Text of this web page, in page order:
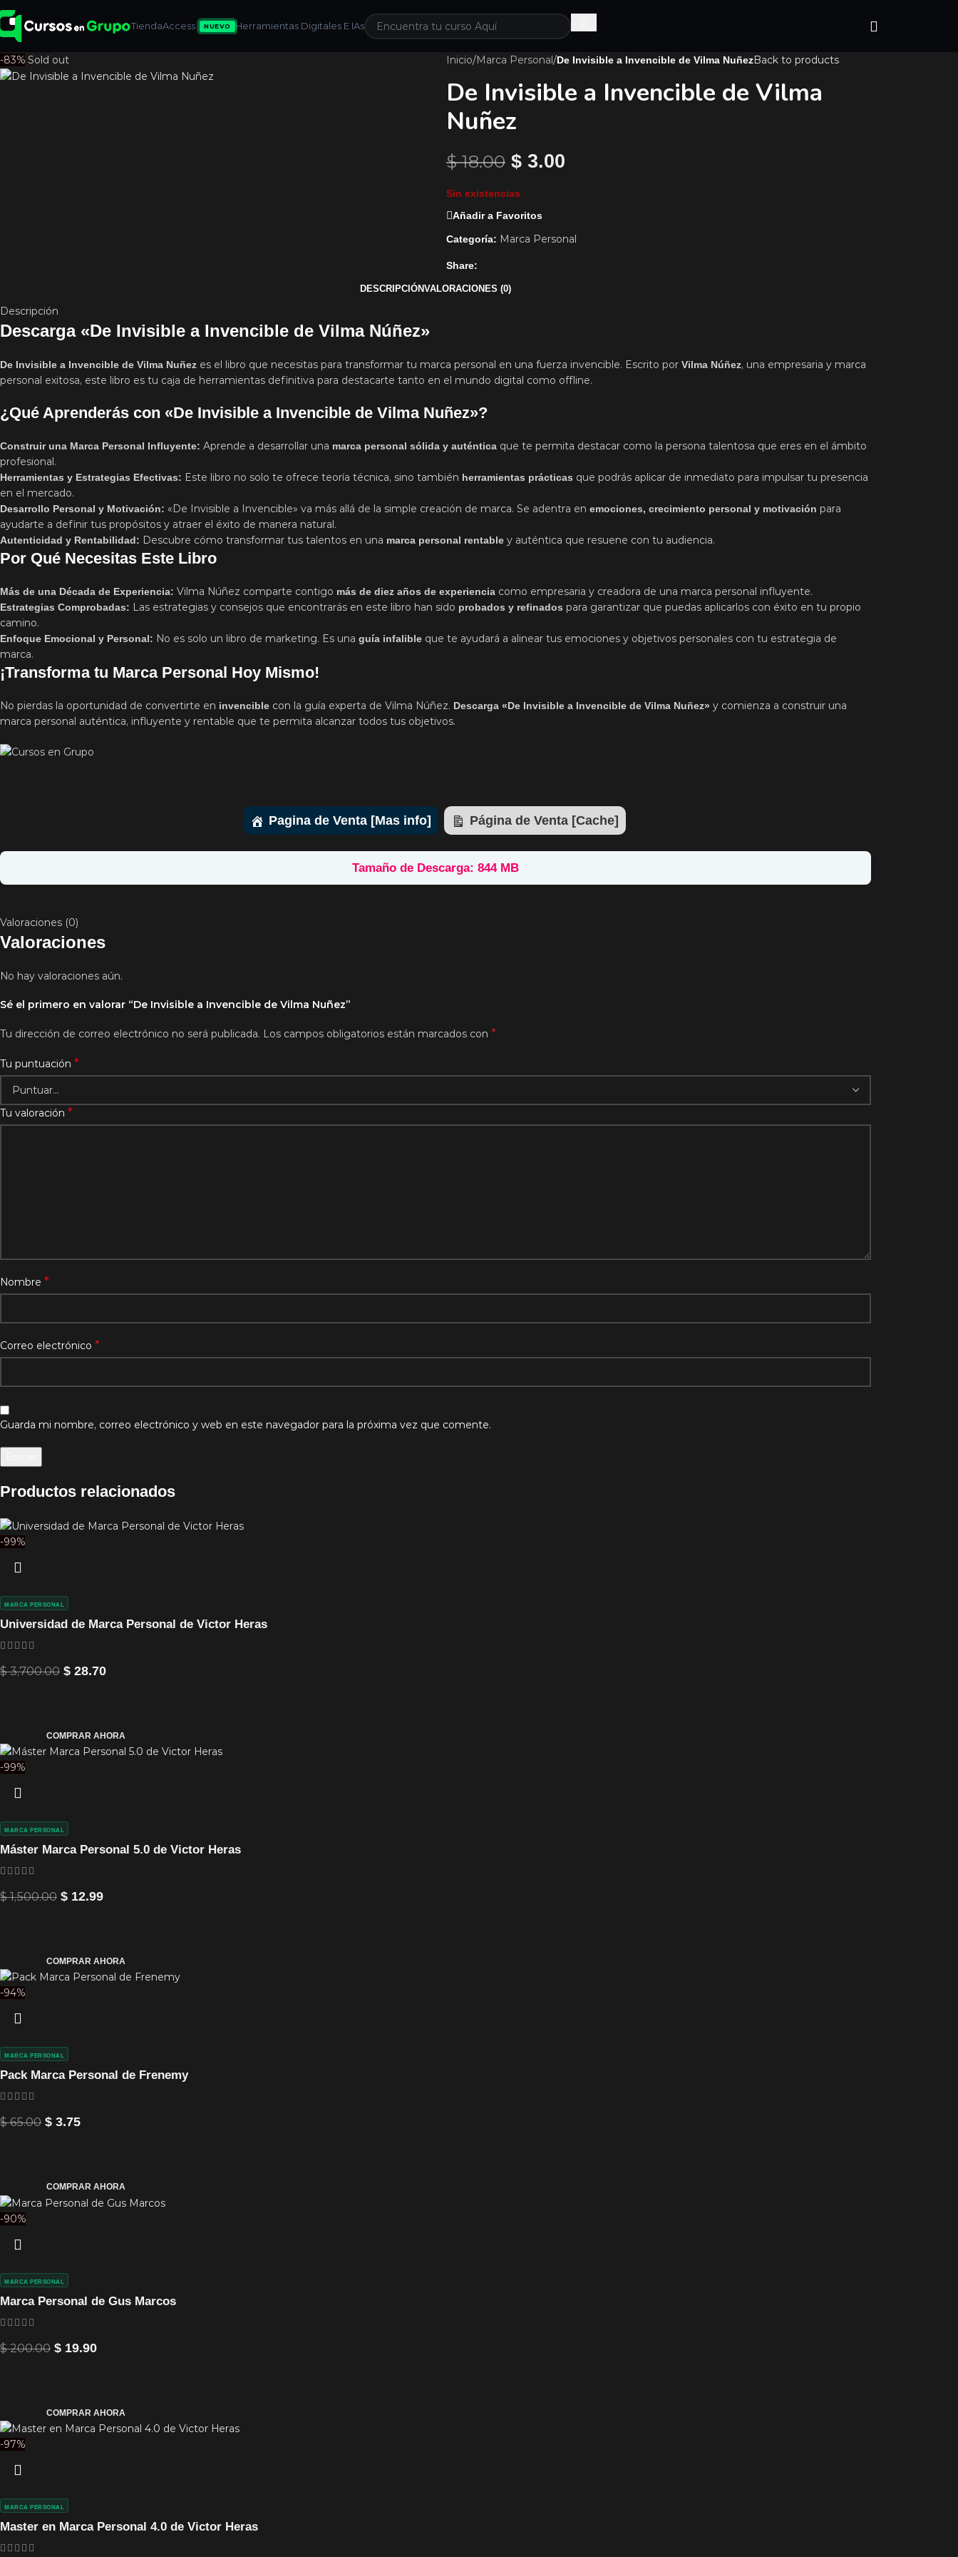
TiendaAccess NUEVO Herramientas Digitales E IAs
-83% Sold out Inicio/Marca Personal/De Invisible a Invencible de Vilma NuñezBack to products
De Invisible a Invencible de Vilma
Nuñez
$18.00 $3.00
Sin existencias
Añadir a Favoritos
Categoría: Marca Personal
Share:
DESCRIPCIÓNVALORACIONES (0)
Descripción
Descarga «De Invisible a Invencible de Vilma Núñez»
De Invisible a Invencible de Vilma Nuñez es el libro que necesitas para transformar tu marca personal en una fuerza invencible. Escrito por Vilma Núñez, una empresaria y marca
personal exitosa, este libro es tu caja de herramientas definitiva para destacarte tanto en el mundo digital como offline.
¿Qué Aprenderás con «De Invisible a Invencible de Vilma Nuñez»?
Construir una Marca Personal Influyente: Aprende a desarrollar una marca personal sólida y auténtica que te permita destacar como la persona talentosa que eres en el ámbito
profesional.
Herramientas y Estrategias Efectivas: Este libro no solo te ofrece teoría técnica, sino también herramientas prácticas que podrás aplicar de inmediato para impulsar tu presencia
en el mercado.
Desarrollo Personal y Motivación: «De Invisible a Invencible» va más allá de la simple creación de marca. Se adentra en emociones, crecimiento personal y motivación para
ayudarte a definir tus propósitos y atraer el éxito de manera natural.
Autenticidad y Rentabilidad: Descubre cómo transformar tus talentos en una marca personal rentable y auténtica que resuene con tu audiencia.
Por Qué Necesitas Este Libro
Más de una Década de Experiencia: Vilma Núñez comparte contigo más de diez años de experiencia como empresaria y creadora de una marca personal influyente.
Estrategias Comprobadas: Las estrategias y consejos que encontrarás en este libro han sido probados y refinados para garantizar que puedas aplicarlos con éxito en tu propio
camino.
Enfoque Emocional y Personal: No es solo un libro de marketing. Es una guía infalible que te ayudará a alinear tus emociones y objetivos personales con tu estrategia de
marca.
¡Transforma tu Marca Personal Hoy Mismo!
No pierdas la oportunidad de convertirte en invencible con la guía experta de Vilma Núñez. Descarga «De Invisible a Invencible de Vilma Nuñez» y comienza a construir una
marca personal auténtica, influyente y rentable que te permita alcanzar todos tus objetivos.
Pagina de Venta [Mas info] Página de Venta [Cache]
Tamaño de Descarga: 844 MB
Valoraciones (0)
Valoraciones
No hay valoraciones aún.
Sé el primero en valorar “De Invisible a Invencible de Vilma Nuñez”
Tu dirección de correo electrónico no será publicada. Los campos obligatorios están marcados con *
Tu puntuación *
Tu valoración *
Nombre *
Correo electrónico *
Guarda mi nombre, correo electrónico y web en este navegador para la próxima vez que comente.
Productos relacionados
-99%
Universidad de Marca Personal de Victor Heras
MARCA PERSONAL
$3,700.00 $ 28.70
COMPRAR AHORA
-99%
Máster Marca Personal 5.0 de Victor Heras
MARCA PERSONAL
$1,500.00 $ 12.99
COMPRAR AHORA
-94%
Pack Marca Personal de Frenemy
MARCA PERSONAL
$65.00 $ 3.75
COMPRAR AHORA
-90%
Marca Personal de Gus Marcos
MARCA PERSONAL
$200.00 $ 19.90
COMPRAR AHORA
-97%
Master en Marca Personal 4.0 de Victor Heras
MARCA PERSONAL